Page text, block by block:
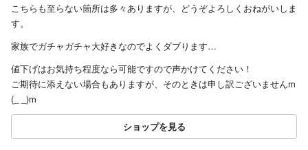
こちらも至らない箇所は多々ありますが、どうぞよろしくおねがいしま
す。
家族でガチャガチャ大好きなのでよくダブります…
値下げはお気持ち程度なら可能ですので声かけてください！
ご期待に添えない場合もありますが、そのときは申し訳ございませんm
(_ _)m
ショップを見る